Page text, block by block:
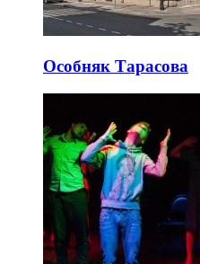
Особняк Тарасова